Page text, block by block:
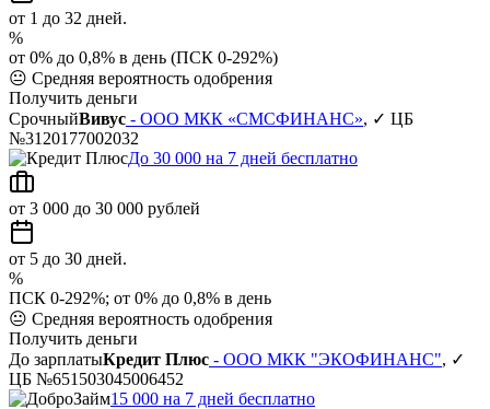
от 1 до 32 дней.
%
от 0% до 0,8% в день (ПСК 0-292%)
😐 Средняя вероятность одобрения
Получить деньги
СрочныйВивус - ООО МКК «СМСФИНАНС», ✓ ЦБ
№3120177002032
До 30 000 на 7 дней бесплатно
от 3 000 до 30 000 рублей
от 5 до 30 дней.
%
ПСК 0-292%; от 0% до 0,8% в день
😐 Средняя вероятность одобрения
Получить деньги
До зарплатыКредит Плюс - ООО МКК "ЭКОФИНАНС", ✓
ЦБ №651503045006452
15 000 на 7 дней бесплатно